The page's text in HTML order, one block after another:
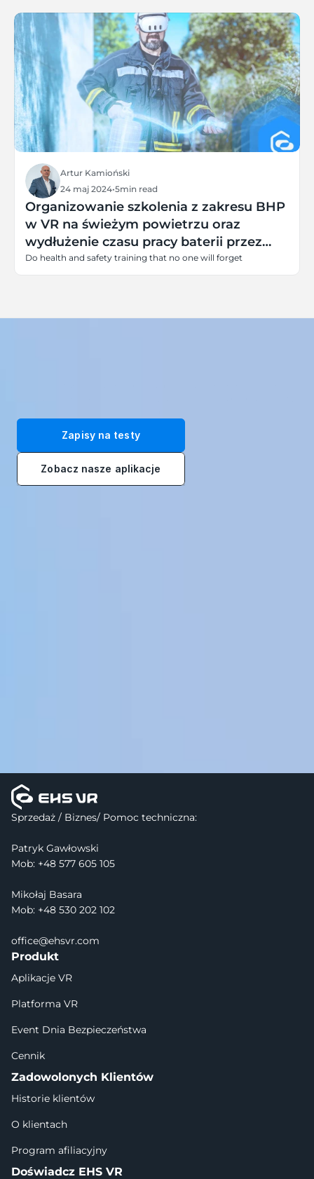
Artur Kamioński
24 maj 2024•5min read
Organizowanie szkolenia z zakresu BHP
w VR na świeżym powietrzu oraz
wydłużenie czasu pracy baterii przez
całe szkolenie
Do health and safety training that no one will forget
Zapisy na testy
Zobacz nasze aplikacje
Sprzedaż / Biznes/ Pomoc techniczna:
Patryk Gawłowski
Mob: +48 577 605 105
Mikołaj Basara
Mob: +48 530 202 102
office@ehsvr.com
Produkt
Aplikacje VR
Platforma VR
Event Dnia Bezpieczeństwa
Cennik
Zadowolonych Klientów
Historie klientów
O klientach
Program afiliacyjny
Doświadcz EHS VR